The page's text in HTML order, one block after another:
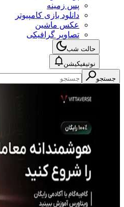
پس زمینه
دانلود بازی کامپیوتر
عکس ماشین
تصاویر گرافیکی
حالت شب
نوتیفیکیشن
جستجو